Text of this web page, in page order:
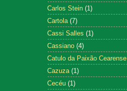
Carlos Stein (1)
Cartola (7)
Cassi Salles (1)
Cassiano (4)
Catulo da Paixão Cearense
Cazuza (1)
Cecéu (1)